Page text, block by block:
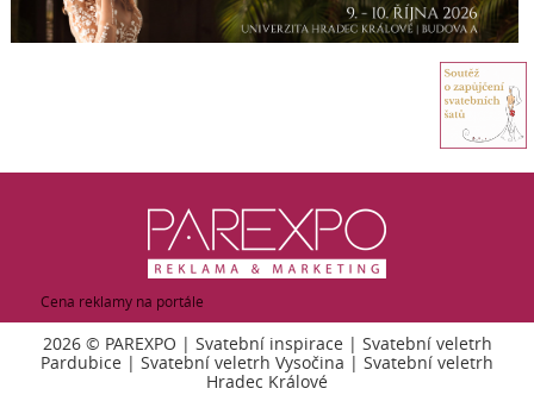
Cena reklamy na portále
2026 © PAREXPO | Svatební inspirace| Svatební veletrh
Pardubice | Svatební veletrh Vysočina | Svatební veletrh
Hradec Králové